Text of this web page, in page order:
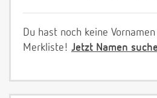
Du hast noch keine
Merkliste! Jetzt Namen